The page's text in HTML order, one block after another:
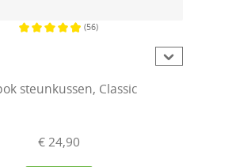
(56)
steunkussen, Classic
€ 24,90